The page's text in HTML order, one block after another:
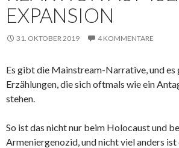
EXPANSION
31. OKTOBER 2019 4 KOMMENTARE
Es gibt die Mainstream-Narrative, und
Erzählungen, die sich oftmals wie ein
stehen.
So ist das nicht nur beim Holocaust und
Armeniergenozid, und nicht viel anders ist